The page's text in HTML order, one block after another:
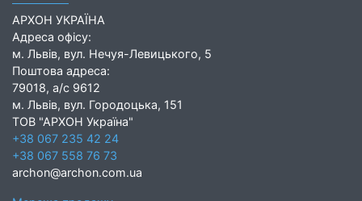
АРХОН УКРАЇНА
Адреса офісу:
м. Львів, вул. Нечуя-Левицького, 5
Поштова адреса:
79018, а/с 9612
м. Львів, вул. Городоцька, 151
ТОВ "АРХОН Україна"
+38 067 235 42 24
+38 067 558 76 73
archon@archon.com.ua